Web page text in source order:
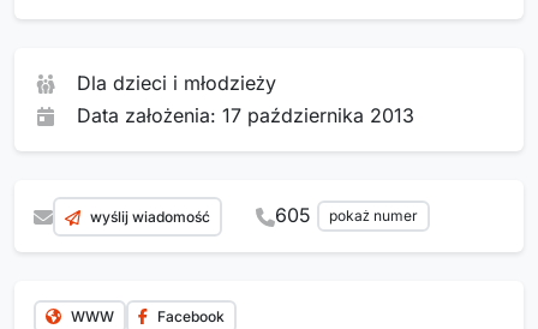
Dla dzieci i młodzieży
Data założenia: 17 października 2013
wyślij wiadomość 605 pokaż numer
WWW Facebook